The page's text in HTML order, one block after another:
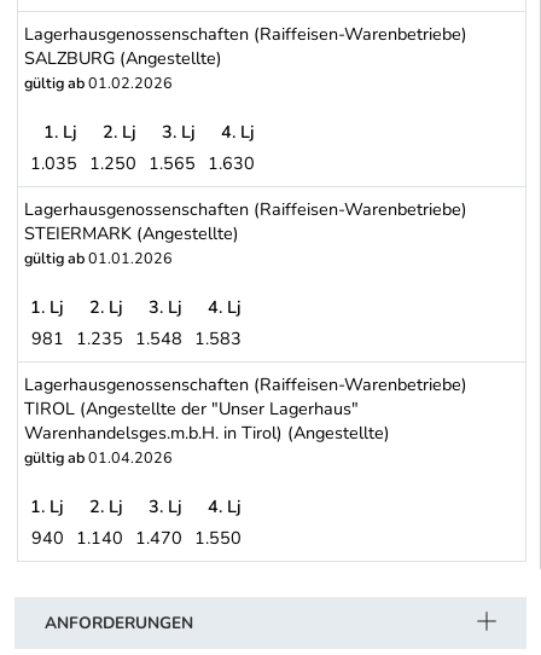
Lagerhausgenossenschaften (Raiffeisen-Warenbetriebe)
Lagerhausgenossenschaften (Raiffeisen-Warenbetriebe)
SALZBURG (Angestellte)
gültig ab01.02.2026
Lagerhausgenossenschaften (Raiffeisen-Warenbetriebe)
1. Lj 2. Lj 3. Lj
4. Lj
1.035 1.250 1.565 1.630
Lagerhausgenossenschaften (Raiffeisen-Warenbetriebe)
STEIERMARK (Angestellte)
gültig ab01.01.2026
Lagerhausgenossenschaften (Raiffeisen-Warenbetriebe)
1. Lj 2. Lj 3. Lj
4. Lj
981 1.235 1.548 1.583
Lagerhausgenossenschaften (Raiffeisen-Warenbetriebe)
TIROL (Angestellte der "Unser Lagerhaus"
Warenhandelsges.m.b.H. in Tirol) (Angestellte)
gültig ab01.04.2026
Lagerhausgenossenschaften (Raiffeisen-Warenbetriebe) TIROL
1. Lj 2. Lj 3. Lj
4. Lj
940 1.140 1.470 1.550
ANFORDERUNGEN